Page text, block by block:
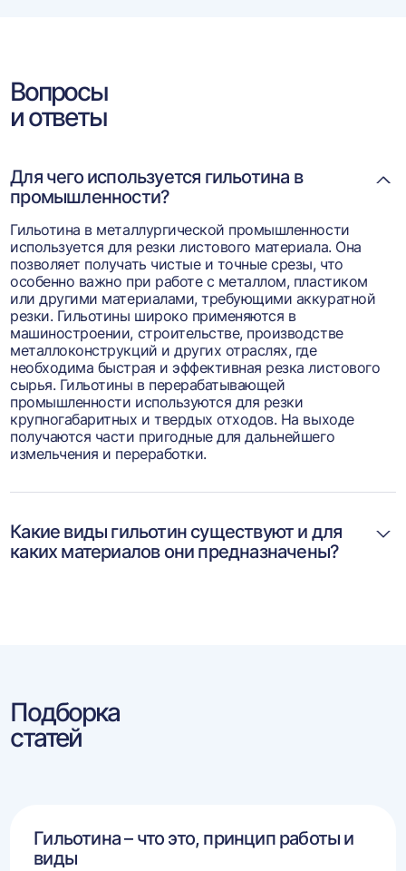
Вопросы
и ответы
Для чего используется гильотина в
промышленности?
Гильотина в металлургической промышленности
используется для резки листового материала. Она
позволяет получать чистые и точные срезы, что
особенно важно при работе с металлом, пластиком
или другими материалами, требующими аккуратной
резки. Гильотины широко применяются в
машиностроении, строительстве, производстве
металлоконструкций и других отраслях, где
необходима быстрая и эффективная резка листового
сырья. Гильотины в перерабатывающей
промышленности используются для резки
крупногабаритных и твердых отходов. На выходе
получаются части пригодные для дальнейшего
измельчения и переработки.
Какие виды гильотин существуют и для
каких материалов они предназначены?
Подборка
статей
Гильотина – что это, принцип работы и
виды